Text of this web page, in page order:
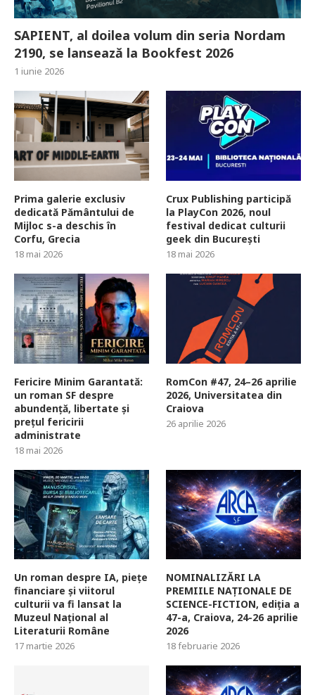
SAPIENT, al doilea volum din seria Nordam
2190, se lansează la Bookfest 2026
1 iunie 2026
Prima galerie exclusiv
dedicată Pământului de
Mijloc s-a deschis în
Corfu, Grecia
18 mai 2026
Crux Publishing participă
la PlayCon 2026, noul
festival dedicat culturii
geek din București
18 mai 2026
Fericire Minim Garantată:
un roman SF despre
abundență, libertate și
prețul fericirii
administrate
18 mai 2026
RomCon #47, 24–26 aprilie
2026, Universitatea din
Craiova
26 aprilie 2026
Un roman despre IA, piețe
financiare și viitorul
culturii va fi lansat la
Muzeul Național al
Literaturii Române
17 martie 2026
NOMINALIZĂRI LA
PREMIILE NAȚIONALE DE
SCIENCE-FICTION, ediția a
47-a, Craiova, 24-26 aprilie
2026
18 februarie 2026